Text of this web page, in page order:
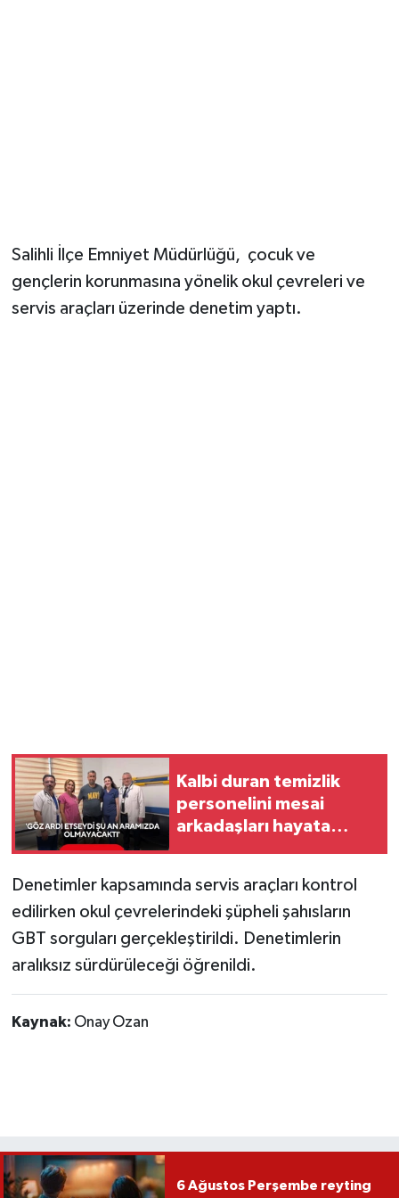
Salihli İlçe Emniyet Müdürlüğü, çocuk ve
gençlerin korunmasına yönelik okul çevreleri ve
servis araçları üzerinde denetim yaptı.
Kalbi duran temizlik
personelini mesai
arkadaşları hayata
Denetimler kapsamında servis araçları kontrol
edilirken okul çevrelerindeki şüpheli şahısların
GBT sorguları gerçekleştirildi. Denetimlerin
aralıksız sürdürüleceği öğrenildi.
Kaynak: Onay Ozan
6 Ağustos Perşembe reyting